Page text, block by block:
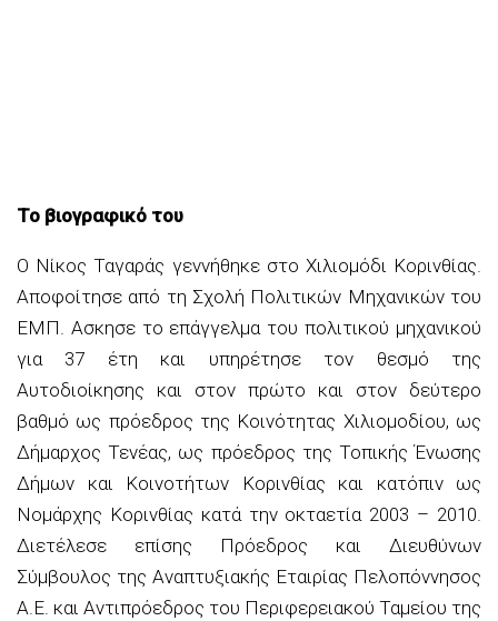
Το βιογραφικό του
Ο Νίκος Ταγαράς γεννήθηκε στο Χιλιομόδι Κορινθίας.
Αποφοίτησε από τη Σχολή Πολιτικών Μηχανικών του
ΕΜΠ. Ασκησε το επάγγελμα του πολιτικού μηχανικού
για 37 έτη και υπηρέτησε τον θεσμό της
Αυτοδιοίκησης και στον πρώτο και στον δεύτερο
βαθμό ως πρόεδρος της Κοινότητας Χιλιομοδίου, ως
Δήμαρχος Τενέας, ως πρόεδρος της Τοπικής Ένωσης
Δήμων και Κοινοτήτων Κορινθίας και κατόπιν ως
Νομάρχης Κορινθίας κατά την οκταετία 2003 – 2010.
Διετέλεσε επίσης Πρόεδρος και Διευθύνων
Σύμβουλος της Αναπτυξιακής Εταιρίας Πελοπόννησος
Α.Ε. και Αντιπρόεδρος του Περιφερειακού Ταμείου της